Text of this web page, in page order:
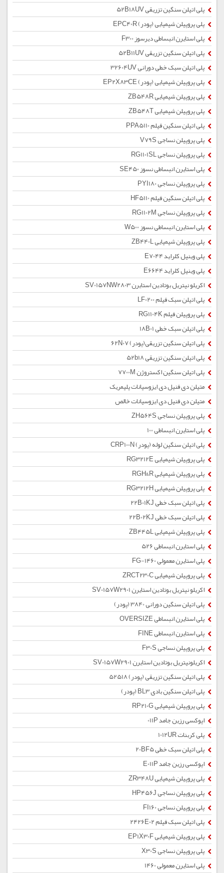
پلی اتیلن سنگین تزریقی 52B18UV
پلی پروپیلن شیمیایی (پودر) EPC40R
پلی استایرن انبساطی دیرسوز F300
پلی اتیلن سنگین تزریقی 52B11UV
پلی اتیلن سبک خطی دورانی 32604UV
پلی پروپیلن شیمیایی (پودر) EP2X83CE
پلی پروپیلن شیمیایی ZB548R
پلی پروپیلن شیمیایی ZB548T
پلی اتیلن سنگین فیلم PPA5110
پلی پروپیلن نساجی V79S
پلی پروپیلن نساجی RG1101SL
پلی استایرن انبساطی نسوز SE450
پلی پروپیلن نساجی PYI180
پلی اتیلن سنگین فیلم HF5110
پلی پروپیلن نساجی RG1102M
پلی استایرن انبساطی نسوز W500
پلی پروپیلن شیمیایی ZB440L
پلی وینیل کلراید E7044
پلی وینیل کلراید E6644
اکریلو نیتریل بوتادین استایرن SV0157NW2803
پلی اتیلن سبک فیلم LF0200
پلی پروپیلن فیلم RG1104K
پلی اتیلن سبک خطی 18B01
پلی اتیلن سنگین تزریقی(پودر) 62N07
پلی اتیلن سنگین تزریقی 52b18
پلی اتیلن سنگین اکستروژن 7700M
متیلن دی فنیل دی ایزوسیانات پلیمریک
متیلن دی فنیل دی ایزوسیانات خالص
پلی پروپیلن نساجی ZH564S
پلی استایرن انبساطی 100
پلی اتیلن سنگین لوله (پودر) CRP100N
پلی پروپیلن شیمیایی RG3212E
پلی پروپیلن شیمیایی RGH&R
پلی پروپیلن شیمیایی RG3212H
پلی اتیلن سبک خطی 22B01KJ
پلی اتیلن سبک خطی 22B02KJ
پلی پروپیلن شیمیایی ZB445L
پلی استایرن انبساطی 526
پلی استایرن معمولی 1460-FG
پلی پروپیلن شیمیایی ZRCT230C
اکریلو نیتریل بوتادین استایرن SV0157W2901
پلی اتیلن سنگین دورانی 3840 (پودر)
پلی استایرن انبساطی OVERSIZE
پلی استایرن انبساطی FINE
پلی پروپیلن نساجی F30S
اکریلونیتریل بوتادین استایرن SV0157W2901
پلی اتیلن سنگین تزریقی (پودر) 52518
پلی اتیلن سنگین بادی BL3 (پودر)
پلی پروپیلن شیمیایی RP210G
اپوکسی رزین جامد 011P
پلی کربنات 1012UR
پلی اتیلن سبک خطی 20BF5
اپوکسی رزین جامد E011P
پلی پروپیلن شیمیایی ZR348U
پلی پروپیلن نساجی HP456J
پلی پروپیلن نساجی FI160
پلی اتیلن سبک فیلم 2426E02
پلی پروپیلن شیمیایی EP1X30F
پلی پروپیلن نساجی X30S
پلی استایرن معمولی 1460